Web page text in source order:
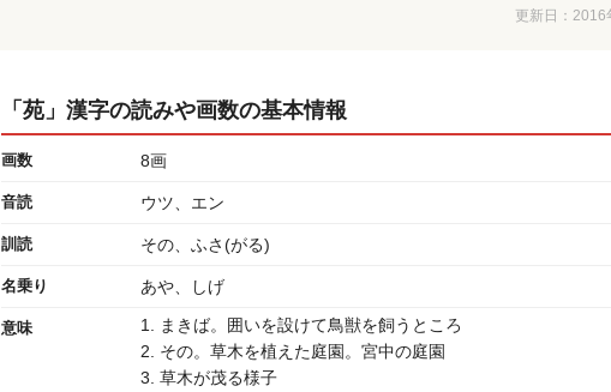
更新日： 2016
「苑」漢字の読みや画数の基本情報
画数 8画
音読 ウツ、エン
訓読 その、ふさ(がる)
名乗り あや、しげ
意味
1. まきば。囲いを設けて鳥獣を飼うところ
2. その。草木を植えた庭園。宮中の庭園
3. 草木が茂る様子